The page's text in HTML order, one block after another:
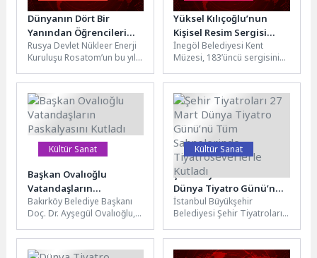
Dünyanın Dört Bir
Yanından Öğrencileri
Buluşturan “Bilgi
Buzkıranı” Seferi Başladı
Rusya Devlet Nükleer Enerji
Kuruluşu Rosatom’un bu yıl
Uluslararası “Bilgi Buzkıranı”
seferi, törenle...
Yüksel Kılıçoğlu’nun
Kişisel Resim Sergisi
İnegöl Kent Müzesi’nde
Açıldı
İnegöl Belediyesi Kent
Müzesi, 183’üncü sergisini
Yüksel Kılıçoğlu’nun 97
eserinin yer aldığı yağlı...
Kültür Sanat
Başkan Ovalıoğlu
Vatandaşların
Paskalyasını Kutladı
Bakırköy Belediye Başkanı
Doç. Dr. Ayşegül Ovalıoğlu,
kiliseleri ziyaret etti.
Paskalya Bayramı...
Kültür Sanat
Şehir Tiyatroları 27 Mart
Dünya Tiyatro Günü’nü
Tüm Sahnelerinde
Tiyatroseverlerle Kutladı
İstanbul Büyükşehir
Belediyesi Şehir Tiyatroları,
Günü’nü tüm sahnelerinde
ücretsiz olarak sahnelediği...